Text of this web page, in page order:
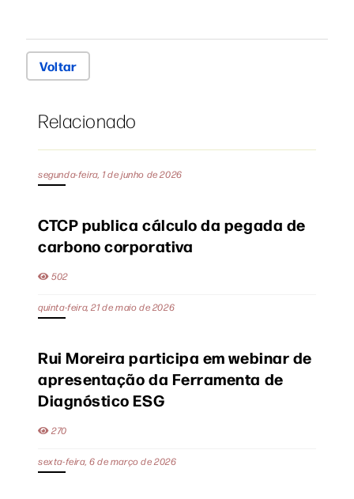
Voltar
Relacionado
segunda-feira, 1 de junho de 2026
CTCP publica cálculo da pegada de
carbono corporativa
502
quinta-feira, 21 de maio de 2026
Rui Moreira participa em webinar de
apresentação da Ferramenta de
Diagnóstico ESG
270
sexta-feira, 6 de março de 2026